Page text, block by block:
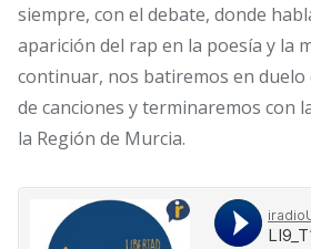
siempre, con el debate, donde
aparición del rap en la poesía y la
continuar, nos batiremos en duelo
de canciones y terminaremos con
la Región de Murcia.